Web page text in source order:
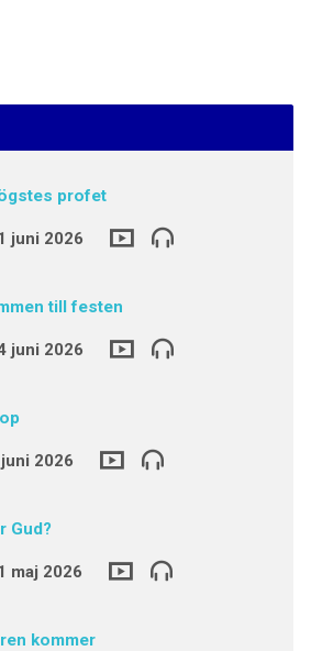
profet
juni 2026
till festen
juni 2026
2026
Gud?
maj 2026
kommer